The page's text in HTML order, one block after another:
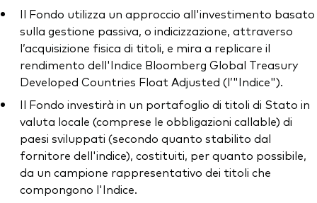
Il Fondo utilizza un approccio all'investimento basato
sulla gestione passiva, o indicizzazione, attraverso
l’acquisizione fisica di titoli, e mira a replicare il
rendimento dell'Indice Bloomberg Global Treasury
Developed Countries Float Adjusted (l’"Indice").
Il Fondo investirà in un portafoglio di titoli di Stato in
valuta locale (comprese le obbligazioni callable) di
paesi sviluppati (secondo quanto stabilito dal
fornitore dell'indice), costituiti, per quanto possibile,
da un campione rappresentativo dei titoli che
compongono l'Indice.